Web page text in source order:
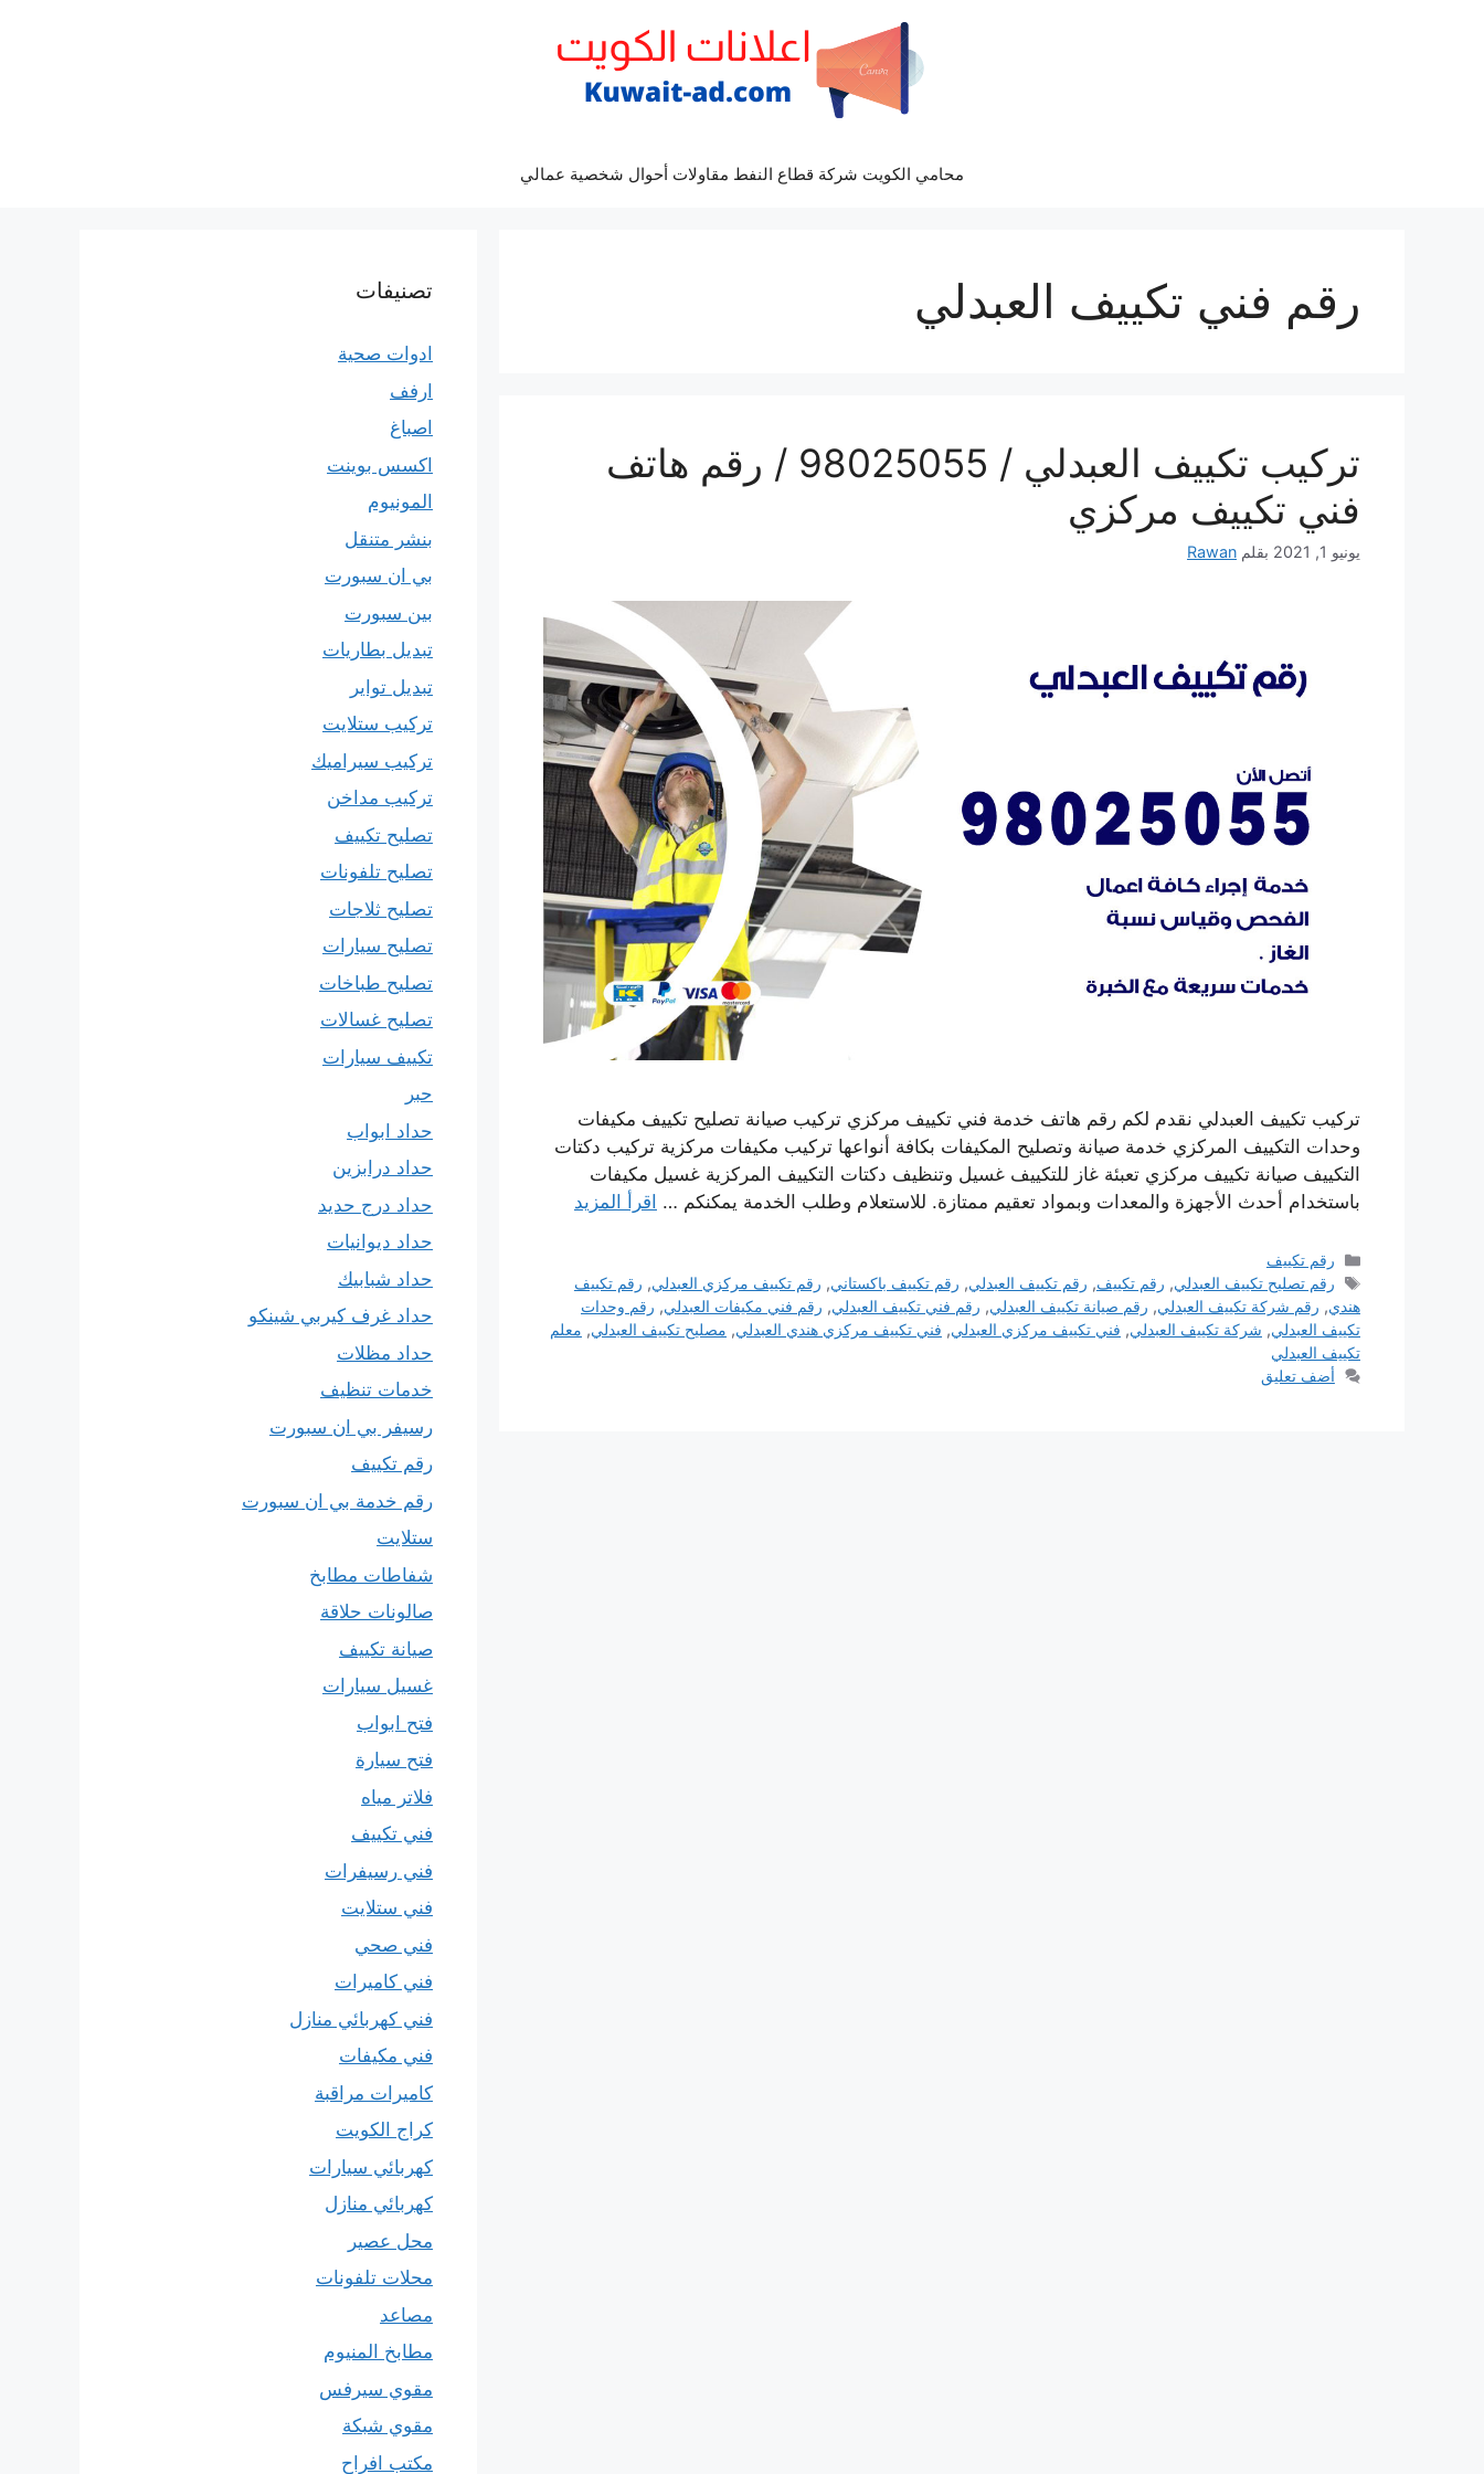
محامي الكويت شركة قطاع النفط مقاولات أحوال شخصية عمالي
رقم فني تكييف العبدلي
تركيب تكييف العبدلي / 98025055 / رقم هاتف
فني تكييف مركزي
يونيو 1, 2021 بقلم Rawan
تركيب تكييف العبدلي نقدم لكم رقم هاتف خدمة فني تكييف مركزي تركيب صيانة تصليح تكييف مكيفات
وحدات التكييف المركزي خدمة صيانة وتصليح المكيفات بكافة أنواعها تركيب مكيفات مركزية تركيب دكتات
التكييف صيانة تكييف مركزي تعبئة غاز للتكييف غسيل وتنظيف دكتات التكييف المركزية غسيل مكيفات
باستخدام أحدث الأجهزة والمعدات وبمواد تعقيم ممتازة. للاستعلام وطلب الخدمة يمكنكم … اقرأ المزيد
التصنيفات
رقم تكييف
الوسوم
رقم تصليح تكييف العبدلي, رقم تكييف, رقم تكييف العبدلي, رقم تكييف باكستاني, رقم تكييف مركزي العبدلي, رقم تكييف
هندي, رقم شركة تكييف العبدلي, رقم صيانة تكييف العبدلي, رقم فني تكييف العبدلي, رقم فني مكيفات العبدلي, رقم وحدات
تكييف العبدلي, شركة تكييف العبدلي, فني تكييف مركزي العبدلي, فني تكييف مركزي هندي العبدلي, مصليح تكييف العبدلي, معلم
تكييف العبدلي
أضف تعليق
تصنيفات
ادوات صحية
ارفف
اصباغ
اكسس بوينت
المونيوم
بنشر متنقل
بي ان سبورت
بين سبورت
تبديل بطاريات
تبديل تواير
تركيب ستلايت
تركيب سيراميك
تركيب مداخن
تصليح تكييف
تصليح تلفونات
تصليح ثلاجات
تصليح سيارات
تصليح طباخات
تصليح غسالات
تكييف سيارات
حبر
حداد ابواب
حداد درابزين
حداد درج حديد
حداد ديوانيات
حداد شبابيك
حداد غرف كيربي شينكو
حداد مظلات
خدمات تنظيف
رسيفر بي ان سبورت
رقم تكييف
رقم خدمة بي ان سبورت
ستلايت
شفاطات مطابخ
صالونات حلاقة
صيانة تكييف
غسيل سيارات
فتح ابواب
فتح سيارة
فلاتر مياه
فني تكييف
فني رسيفرات
فني ستلايت
فني صحي
فني كاميرات
فني كهربائي منازل
فني مكيفات
كاميرات مراقبة
كراج الكويت
كهربائي سيارات
كهربائي منازل
محل عصير
محلات تلفونات
مصاعد
مطابخ المنيوم
مقوي سيرفس
مقوي شبكة
مكتب افراح